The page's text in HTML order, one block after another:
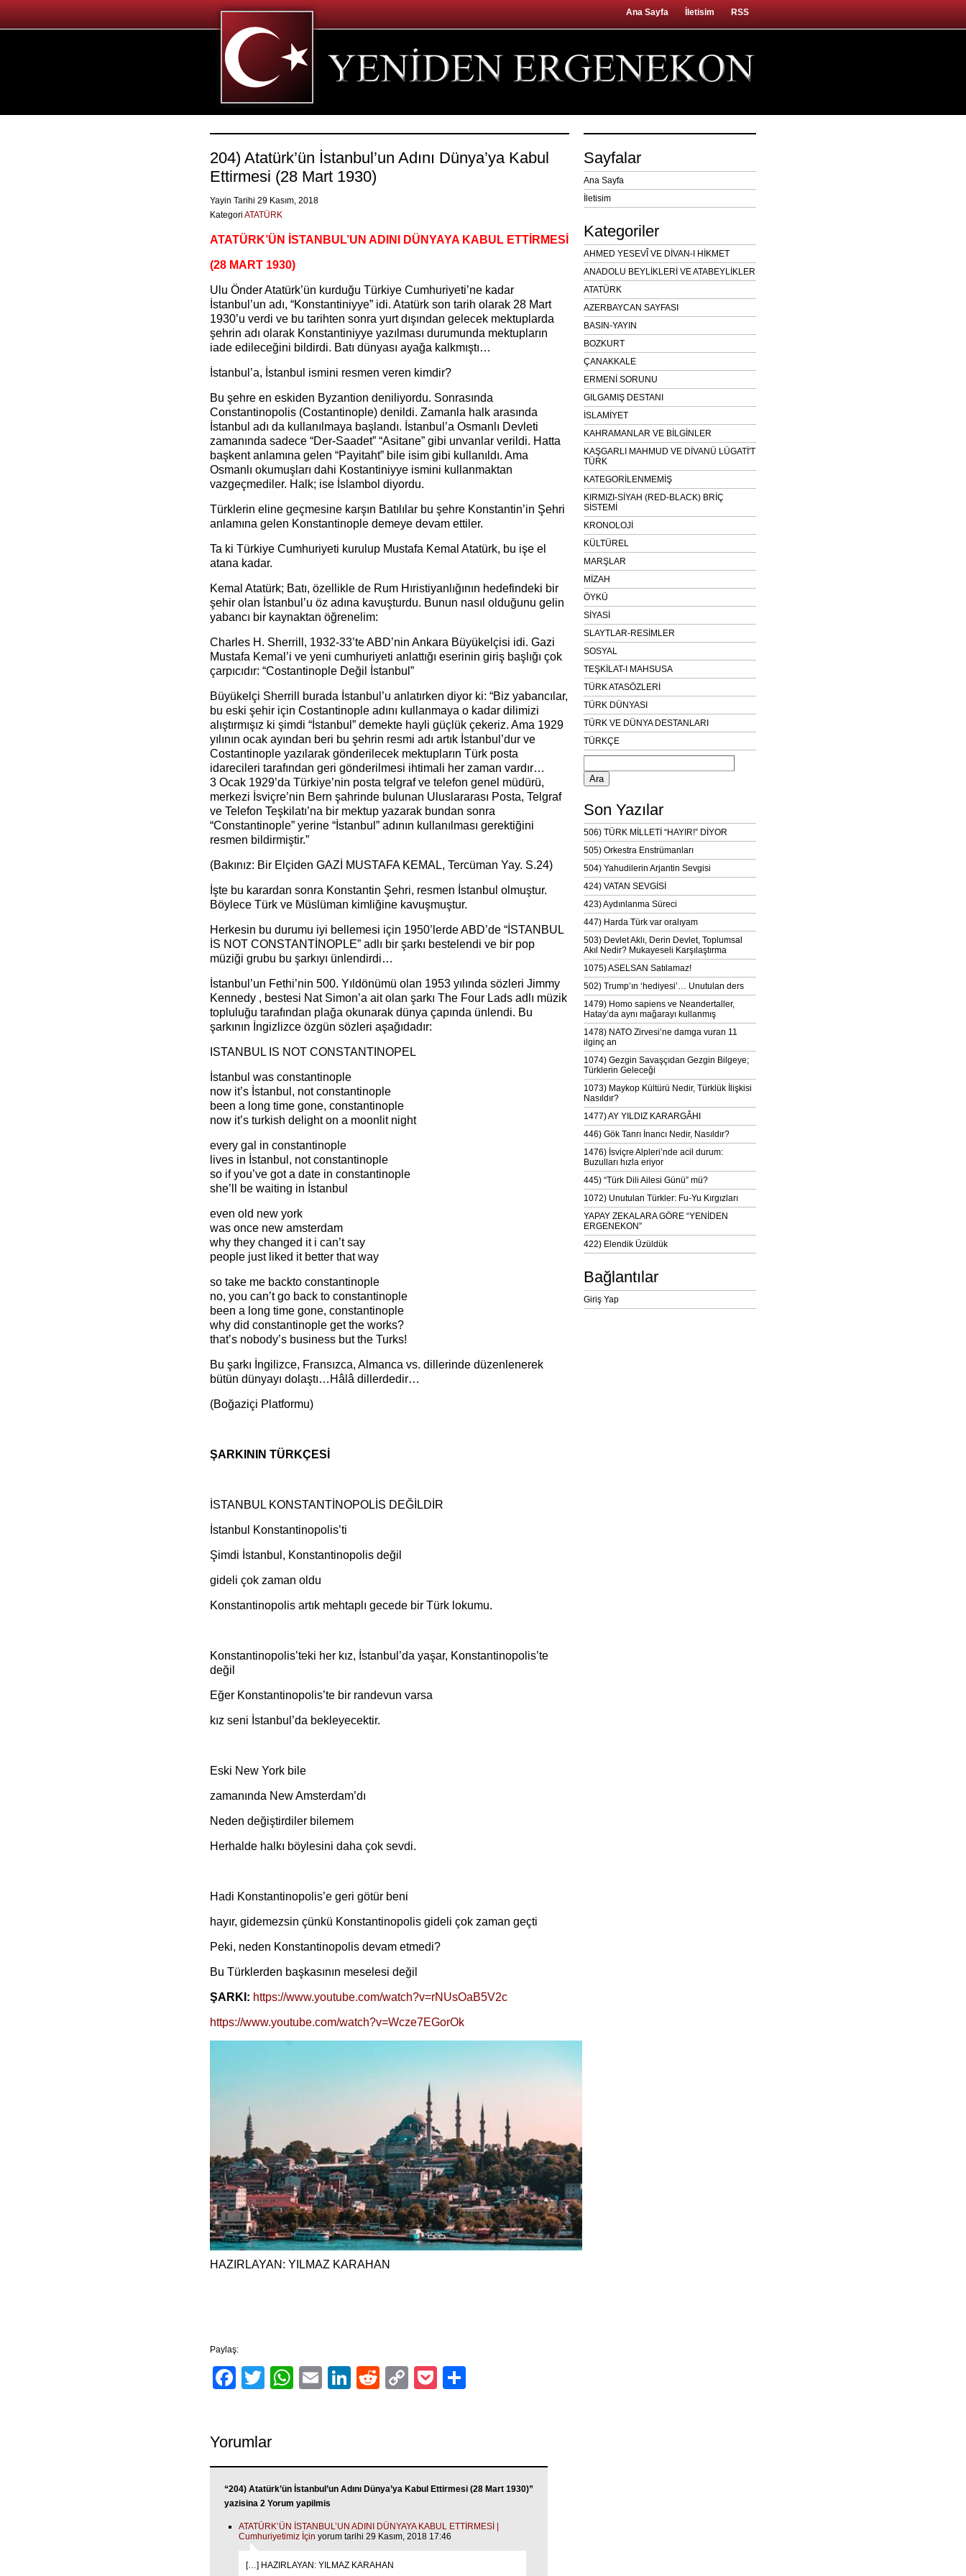
Ana Sayfa İletisim RSS
204) Atatürk’ün İstanbul’un Adını Dünya’ya Kabul
Ettirmesi (28 Mart 1930)
Yayin Tarihi 29 Kasım, 2018
Kategori ATATÜRK
ATATÜRK’ÜN İSTANBUL’UN ADINI DÜNYAYA KABUL ETTİRMESİ
(28 MART 1930)
Ulu Önder Atatürk’ün kurduğu Türkiye Cumhuriyeti’ne kadar
İstanbul’un adı, “Konstantiniyye” idi. Atatürk son tarih olarak 28 Mart
1930’u verdi ve bu tarihten sonra yurt dışından gelecek mektuplarda
şehrin adı olarak Konstantiniyye yazılması durumunda mektupların
iade edileceğini bildirdi. Batı dünyası ayağa kalkmıştı…
İstanbul’a, İstanbul ismini resmen veren kimdir?
Bu şehre en eskiden Byzantion deniliyordu. Sonrasında
Constantinopolis (Costantinople) denildi. Zamanla halk arasında
İstanbul adı da kullanılmaya başlandı. İstanbul’a Osmanlı Devleti
zamanında sadece “Der-Saadet” “Asitane” gibi unvanlar verildi. Hatta
başkent anlamına gelen “Payitaht” bile isim gibi kullanıldı. Ama
Osmanlı okumuşları dahi Kostantiniyye ismini kullanmaktan
vazgeçmediler. Halk; ise İslambol diyordu.
Türklerin eline geçmesine karşın Batılılar bu şehre Konstantin’in Şehri
anlamına gelen Konstantinople demeye devam ettiler.
Ta ki Türkiye Cumhuriyeti kurulup Mustafa Kemal Atatürk, bu işe el
atana kadar.
Kemal Atatürk; Batı, özellikle de Rum Hıristiyanlığının hedefindeki bir
şehir olan İstanbul’u öz adına kavuşturdu. Bunun nasıl olduğunu gelin
yabancı bir kaynaktan öğrenelim:
Charles H. Sherrill, 1932-33’te ABD’nin Ankara Büyükelçisi idi. Gazi
Mustafa Kemal’i ve yeni cumhuriyeti anlattığı eserinin giriş başlığı çok
çarpıcıdır: “Costantinople Değil İstanbul”
Büyükelçi Sherrill burada İstanbul’u anlatırken diyor ki: “Biz yabancılar,
bu eski şehir için Costantinople adını kullanmaya o kadar dilimizi
alıştırmışız ki şimdi “İstanbul” demekte hayli güçlük çekeriz. Ama 1929
yılının ocak ayından beri bu şehrin resmi adı artık İstanbul’dur ve
Costantinople yazılarak gönderilecek mektupların Türk posta
idarecileri tarafından geri gönderilmesi ihtimali her zaman vardır…
3 Ocak 1929’da Türkiye’nin posta telgraf ve telefon genel müdürü,
merkezi İsviçre’nin Bern şahrinde bulunan Uluslararası Posta, Telgraf
ve Telefon Teşkilatı’na bir mektup yazarak bundan sonra
“Constantinople” yerine “İstanbul” adının kullanılması gerektiğini
resmen bildirmiştir.”
(Bakınız: Bir Elçiden GAZİ MUSTAFA KEMAL, Tercüman Yay. S.24)
İşte bu karardan sonra Konstantin Şehri, resmen İstanbul olmuştur.
Böylece Türk ve Müslüman kimliğine kavuşmuştur.
Herkesin bu durumu iyi bellemesi için 1950’lerde ABD’de “İSTANBUL
İS NOT CONSTANTİNOPLE” adlı bir şarkı bestelendi ve bir pop
müziği grubu bu şarkıyı ünlendirdi…
İstanbul’un Fethi’nin 500. Yıldönümü olan 1953 yılında sözleri Jimmy
Kennedy , bestesi Nat Simon’a ait olan şarkı The Four Lads adlı müzik
topluluğu tarafından plağa okunarak dünya çapında ünlendi. Bu
şarkının İngizlizce özgün sözleri aşağıdadır:
ISTANBUL IS NOT CONSTANTINOPEL
İstanbul was constantinople
now it’s İstanbul, not constantinople
been a long time gone, constantinople
now it’s turkish delight on a moonlit night
every gal in constantinople
lives in İstanbul, not constantinople
so if you’ve got a date in constantinople
she’ll be waiting in İstanbul
even old new york
was once new amsterdam
why they changed it i can’t say
people just liked it better that way
so take me backto constantinople
no, you can’t go back to constantinople
been a long time gone, constantinople
why did constantinople get the works?
that’s nobody’s business but the Turks!
Bu şarkı İngilizce, Fransızca, Almanca vs. dillerinde düzenlenerek
bütün dünyayı dolaştı…Hâlâ dillerdedir​…
(Boğaziçi Platformu)
ŞARKININ TÜRKÇESİ
İSTANBUL KONSTANTİNOPOLİS DEĞİLDİR
İstanbul Konstantinopolis’ti
Şimdi İstanbul, Konstantinopolis değil
gideli çok zaman oldu
Konstantinopolis artık mehtaplı gecede bir Türk lokumu.
Konstantinopolis’teki her kız, İstanbul’da yaşar, Konstantinopolis’te
değil
Eğer Konstantinopolis’te bir randevun varsa
kız seni İstanbul’da bekleyecektir.
Eski New York bile
zamanında New Amsterdam’dı
Neden değiştirdiler bilemem
Herhalde halkı böylesini daha çok sevdi.
Hadi Konstantinopolis’e geri götür beni
hayır, gidemezsin çünkü Konstantinopolis gideli çok zaman geçti
Peki, neden Konstantinopolis devam etmedi?
Bu Türklerden başkasının meselesi değil
ŞARKI: https://www.youtube.com/watch?v=rNUsOaB5V2c
https://www.youtube.com/watch?v=Wcze7EGorOk
HAZIRLAYAN: YILMAZ KARAHAN
Paylaş:
Facebook
TwitterWhatsApp
EmailLinkedIn
RedditCopyPocket
Yorumlar
“204) Atatürk’ün İstanbul’un Adını Dünya’ya Kabul Ettirmesi (28 Mart 1930)”
yazisina 2 Yorum yapilmis
ATATÜRK’ÜN İSTANBUL’UN ADINI DÜNYAYA KABUL ETTİRMESİ |
Cumhuriyetimiz İçin yorum tarihi 29 Kasım, 2018 17:46
[…] HAZIRLAYAN: YILMAZ KARAHAN
Sayfalar
Ana Sayfa
İletisim
Kategoriler
AHMED YESEVÎ VE DİVAN-I HİKMET
ANADOLU BEYLİKLERİ VE ATABEYLİKLER
ATATÜRK
AZERBAYCAN SAYFASI
BASIN-YAYIN
BOZKURT
ÇANAKKALE
ERMENİ SORUNU
GILGAMIŞ DESTANI
İSLAMİYET
KAHRAMANLAR VE BİLGİNLER
KAŞGARLI MAHMUD VE DİVANÜ LÜGATİ'T
TÜRK
KATEGORİLENMEMİŞ
KIRMIZI-SİYAH (RED-BLACK) BRİÇ
SİSTEMİ
KRONOLOJİ
KÜLTÜREL
MARŞLAR
MİZAH
ÖYKÜ
SİYASİ
SLAYTLAR-RESİMLER
SOSYAL
TEŞKİLAT-I MAHSUSA
TÜRK ATASÖZLERİ
TÜRK DÜNYASI
TÜRK VE DÜNYA DESTANLARI
TÜRKÇE
Arama:
Son Yazılar
506) TÜRK MİLLETİ “HAYIR!” DİYOR
505) Orkestra Enstrümanları
504) Yahudilerin Arjantin Sevgisi
424) VATAN SEVGİSİ
423) Aydınlanma Süreci
447) Harda Türk var oralıyam
503) Devlet Aklı, Derin Devlet, Toplumsal
Akıl Nedir? Mukayeseli Karşılaştırma
1075) ASELSAN Satılamaz!
502) Trump’ın ‘hediyesi’… Unutulan ders
1479) Homo sapiens ve Neandertaller,
Hatay’da aynı mağarayı kullanmış
1478) NATO Zirvesi’ne damga vuran 11
ilginç an
1074) Gezgin Savaşçıdan Gezgin Bilgeye;
Türklerin Geleceği
1073) Maykop Kültürü Nedir, Türklük İlişkisi
Nasıldır?
1477) AY YILDIZ KARARGÂHI
446) Gök Tanrı İnancı Nedir, Nasıldır?
1476) İsviçre Alpleri’nde acil durum:
Buzulları hızla eriyor
445) “Türk Dili Ailesi Günü” mü?
1072) Unutulan Türkler: Fu-Yu Kırgızları
YAPAY ZEKALARA GÖRE “YENİDEN
ERGENEKON”
422) Elendik Üzüldük
Bağlantılar
Giriş Yap